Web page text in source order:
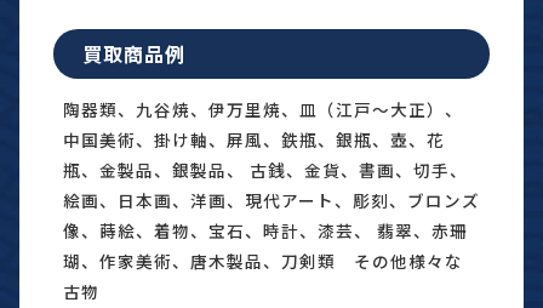
買取商品例
陶器類、九谷焼、伊万里焼、皿（江戸〜大正）、
中国美術、掛け軸、屏風、鉄瓶、銀瓶、壺、花
瓶、金製品、銀製品、 古銭、金貨、書画、切手、
絵画、日本画、洋画、現代アート、彫刻、ブロンズ
像、蒔絵、着物、宝石、時計、漆芸、 翡翠、赤珊
瑚、作家美術、唐木製品、刀剣類 その他様々な
古物